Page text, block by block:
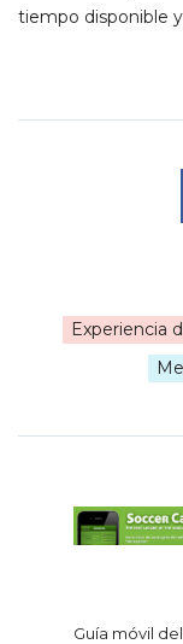
tiempo disponible
Experiencia
de
Guía móvil